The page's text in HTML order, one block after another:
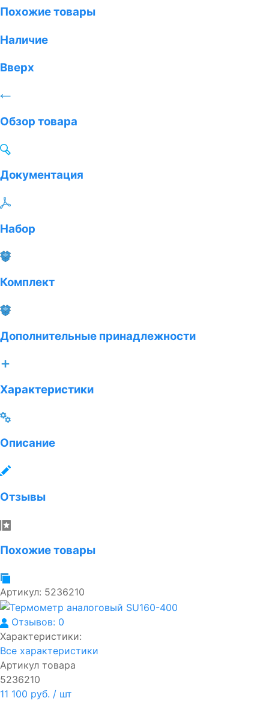
Похожие товары
Наличие
Вверх
Обзор товара
Документация
Набор
Комплект
Дополнительные принадлежности
Характеристики
Описание
Отзывы
Похожие товары
Артикул: 5236210
Отзывов: 0
Характеристики:
Все характеристики
Артикул товара
5236210
11 100 руб. / шт